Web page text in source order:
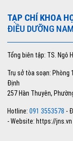
TẠP CHÍ KHOA
ĐIỀU DƯỠNG
Tổng biên tập: TS. Ngô
Trụ sở tòa soạn: Phòng
Định
257 Hàn Thuyên,
Hotline: 091 3553578 -
- Website: https://jns.vn